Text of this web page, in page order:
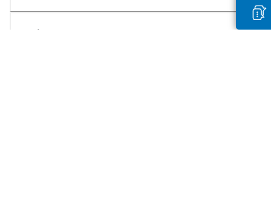
Acquisto